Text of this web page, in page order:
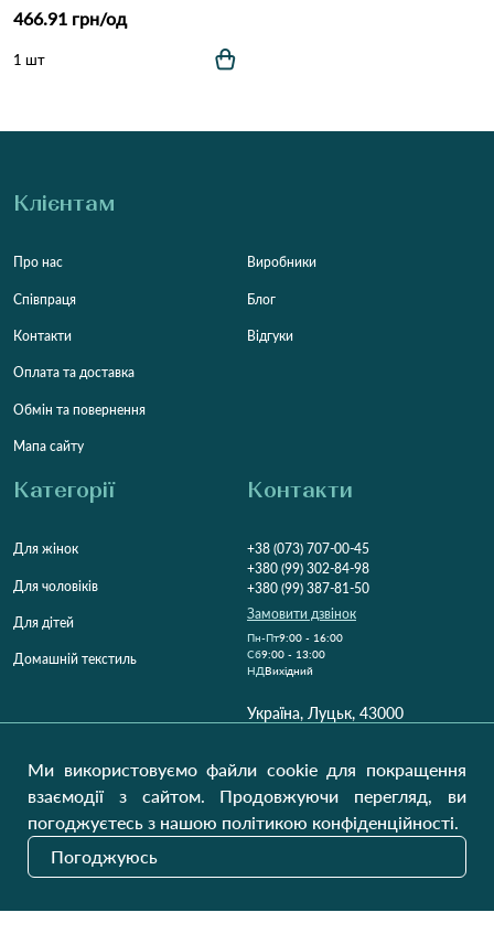
466.91 грн/од
1 шт
Клієнтам
Про нас
Співпраця
Контакти
Оплата та доставка
Обмін та повернення
Мапа сайту
Виробники
Блог
Відгуки
Категорії
Для жінок
Для чоловіків
Для дітей
Домашній текстиль
Контакти
+38 (073) 707-00-45
+380 (99) 302-84-98
+380 (99) 387-81-50
Замовити дзвінок
Пн-Пт9:00 - 16:00
Cб9:00 - 13:00
НДВихідний
Україна, Луцьк, 43000
Наші оновлення
Ми використовуємо файли cookie для покращення
взаємодії з сайтом. Продовжуючи перегляд, ви
погоджуєтесь з нашою політикою конфіденційності.
Погоджуюсь